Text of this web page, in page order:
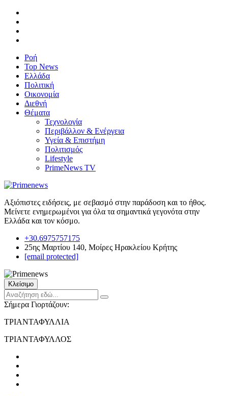
Ροή
Top News
Ελλάδα
Πολιτική
Οικονομία
Διεθνή
Θέματα
Τεχνολογία
Περιβάλλον & Ενέργεια
Υγεία & Επιστήμη
Πολιτισμός
Lifestyle
PrimeNews TV
Αξιόπιστες ειδήσεις, με σεβασμό στην παράδοση και το ήθος.
Μείνετε ενημερωμένοι για όλα τα σημαντικά γεγονότα στην
Ελλάδα και τον κόσμο.
+30.6975757175
25ης Μαρτίου 140, Μοίρες Ηρακλείου Κρήτης
[email protected]
Κλείσιμο
Σήμερα Γιορτάζουν:
ΤΡΙΑΝΤΑΦΥΛΛΙΑ
ΤΡΙΑΝΤΑΦΥΛΛΟΣ